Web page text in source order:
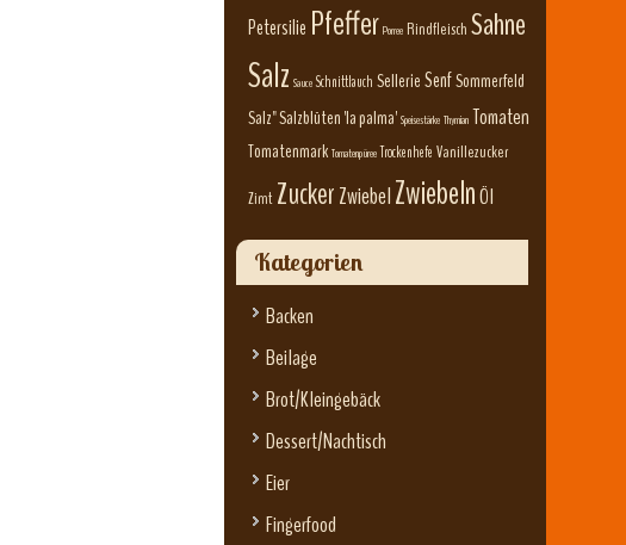
Petersilie Pfeffer Porree Rindfleisch Sahne
Salz Sauce Schnittlauch SellerieSenfSommerfeld
Salz" Salzblüten 'la palma' Speisestärke Thymian Tomaten
Tomatenmark Tomatenpüree Trockenhefe Vanillezucker
Zimt ZuckerZwiebelZwiebelnÖl
Kategorien
Backen
Beilage
Brot/Kleingebäck
Dessert/Nachtisch
Eier
Fingerfood